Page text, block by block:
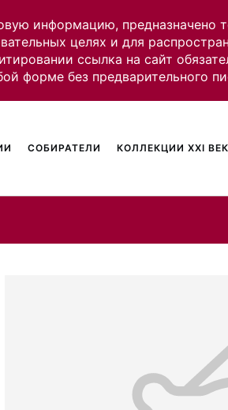
информацию, предназначено
целях и для
ссылка на сайт
форме без предварительного
СОБИРАТЕЛИ КОЛЛЕКЦИИ XXI